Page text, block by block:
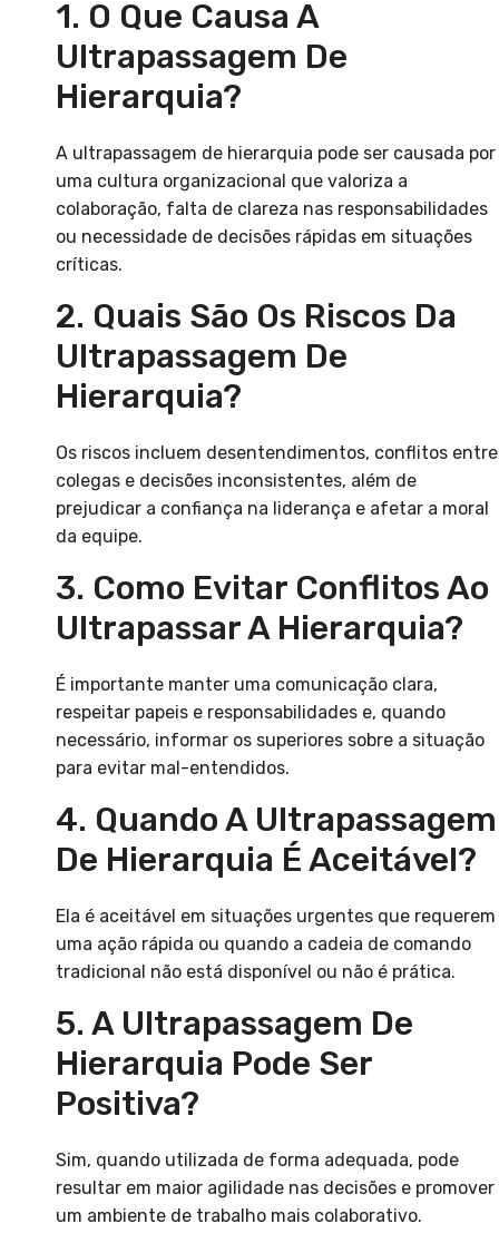
1. O Que Causa A
Ultrapassagem De
Hierarquia?
A ultrapassagem de hierarquia pode ser causada por
uma cultura organizacional que valoriza a
colaboração, falta de clareza nas responsabilidades
ou necessidade de decisões rápidas em situações
críticas.
2. Quais São Os Riscos Da
Ultrapassagem De
Hierarquia?
Os riscos incluem desentendimentos, conflitos entre
colegas e decisões inconsistentes, além de
prejudicar a confiança na liderança e afetar a moral
da equipe.
3. Como Evitar Conflitos Ao
Ultrapassar A Hierarquia?
É importante manter uma comunicação clara,
respeitar papeis e responsabilidades e, quando
necessário, informar os superiores sobre a situação
para evitar mal-entendidos.
4. Quando A Ultrapassagem
De Hierarquia É Aceitável?
Ela é aceitável em situações urgentes que requerem
uma ação rápida ou quando a cadeia de comando
tradicional não está disponível ou não é prática.
5. A Ultrapassagem De
Hierarquia Pode Ser
Positiva?
Sim, quando utilizada de forma adequada, pode
resultar em maior agilidade nas decisões e promover
um ambiente de trabalho mais colaborativo.